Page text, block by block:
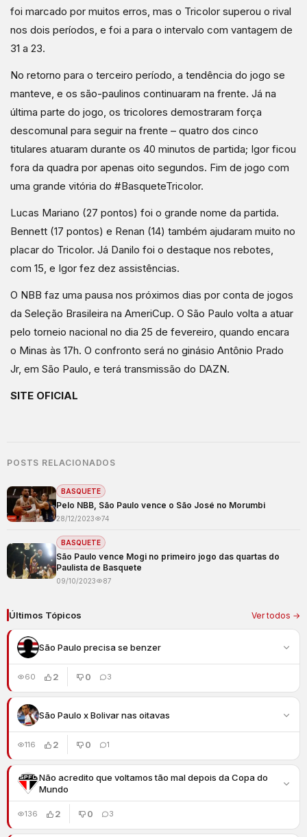
foi marcado por muitos erros, mas o Tricolor superou o rival
nos dois períodos, e foi a para o intervalo com vantagem de
31 a 23.
No retorno para o terceiro período, a tendência do jogo se
manteve, e os são-paulinos continuaram na frente. Já na
última parte do jogo, os tricolores demostraram força
descomunal para seguir na frente – quatro dos cinco
titulares atuaram durante os 40 minutos de partida; Igor ficou
fora da quadra por apenas oito segundos. Fim de jogo com
uma grande vitória do #BasqueteTricolor.
Lucas Mariano (27 pontos) foi o grande nome da partida.
Bennett (17 pontos) e Renan (14) também ajudaram muito no
placar do Tricolor. Já Danilo foi o destaque nos rebotes,
com 15, e Igor fez dez assistências.
O NBB faz uma pausa nos próximos dias por conta de jogos
da Seleção Brasileira na AmeriCup. O São Paulo volta a atuar
pelo torneio nacional no dia 25 de fevereiro, quando encara
o Minas às 17h. O confronto será no ginásio Antônio Prado
Jr, em São Paulo, e terá transmissão do DAZN.
SITE OFICIAL
POSTS RELACIONADOS
BASQUETE
Pelo NBB, São Paulo vence o São José no Morumbi
28/12/2023 74
BASQUETE
São Paulo vence Mogi no primeiro jogo das quartas do
Paulista de Basquete
09/10/2023 87
Últimos Tópicos Ver todos →
São Paulo precisa se benzer
60 2 0 3
São Paulo x Bolivar nas oitavas
116 2 0 1
Não acredito que voltamos tão mal depois da Copa do
Mundo
136 2 0 3